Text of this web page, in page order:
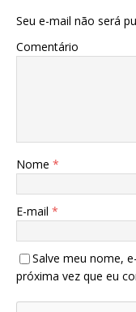
Seu e-mail não será
Comentário
Nome *
E-mail *
Salve meu nome,
próxima vez que eu